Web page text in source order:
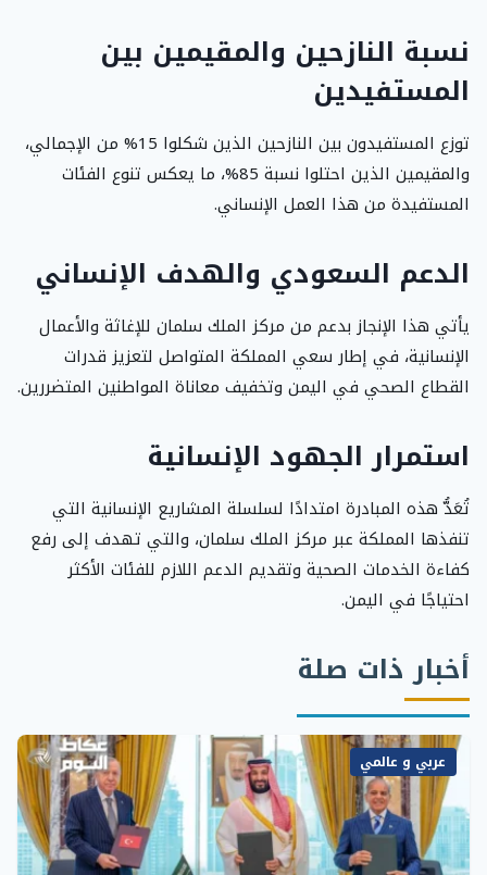
نسبة النازحين والمقيمين بين
المستفيدين
توزع المستفيدون بين النازحين الذين شكلوا 15% من الإجمالي،
والمقيمين الذين احتلوا نسبة 85%، ما يعكس تنوع الفئات
المستفيدة من هذا العمل الإنساني.
الدعم السعودي والهدف الإنساني
يأتي هذا الإنجاز بدعم من مركز الملك سلمان للإغاثة والأعمال
الإنسانية، في إطار سعي المملكة المتواصل لتعزيز قدرات
القطاع الصحي في اليمن وتخفيف معاناة المواطنين المتضررين.
استمرار الجهود الإنسانية
تُعَدُّ هذه المبادرة امتدادًا لسلسلة المشاريع الإنسانية التي
تنفذها المملكة عبر مركز الملك سلمان، والتي تهدف إلى رفع
كفاءة الخدمات الصحية وتقديم الدعم اللازم للفئات الأكثر
احتياجًا في اليمن.
أخبار ذات صلة
عربي و عالمي